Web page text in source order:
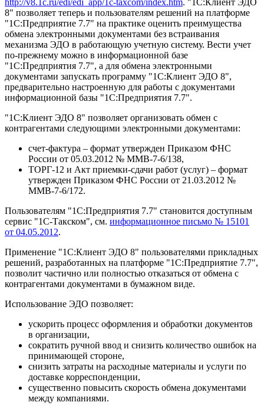
8" позволяет теперь и пользователям решений на платформе
"1С:Предприятие 7.7" на практике оценить преимущества
обмена электронными документами без встраивания
механизма ЭДО в работающую учетную систему. Вести учет
по-прежнему можно в информационной базе
"1С:Предприятия 7.7", а для обмена электронными
документами запускать программу "1С:Клиент ЭДО 8",
предварительно настроенную для работы с документами
информационной базы "1С:Предприятия 7.7".
"1С:Клиент ЭДО 8" позволяет организовать обмен с
контрагентами следующими электронными документами:
счет-фактура – формат утвержден Приказом ФНС
России от 05.03.2012 № ММВ-7-6/138,
ТОРГ-12 и Акт приемки-сдачи работ (услуг) – формат
утвержден Приказом ФНС России от 21.03.2012 №
ММВ-7-6/172.
Пользователям "1С:Предприятия 7.7" становится доступным
сервис "1С-Такском", см. информационное письмо № 15101
от 04.05.2012.
Применение "1С:Клиент ЭДО 8" пользователями прикладных
решений, разработанных на платформе "1С:Предприятие 7.7",
позволит частично или полностью отказаться от обмена с
контрагентами документами в бумажном виде.
Использование ЭДО позволяет:
ускорить процесс оформления и обработки документов
в организации,
сократить ручной ввод и снизить количество ошибок на
принимающей стороне,
снизить затраты на расходные материалы и услуги по
доставке корреспонденции,
существенно повысить скорость обмена документами
между компаниями.